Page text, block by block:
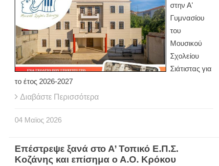
στην Α'
Γυμνασίου
του
Μουσικού
Σχολείου
Σιάτιστας για
το έτος 2026-2027
Διαβάστε Περισσότερα
04 Μαϊος 2026
Επέστρεψε ξανά στο Α’ Τοπικό Ε.Π.Σ.
Κοζάνης και επίσημα ο Α.Ο. Κρόκου